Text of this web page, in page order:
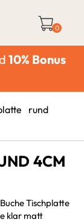
0
10% Bonus
rund
4CM
Tischplatte
klar matt